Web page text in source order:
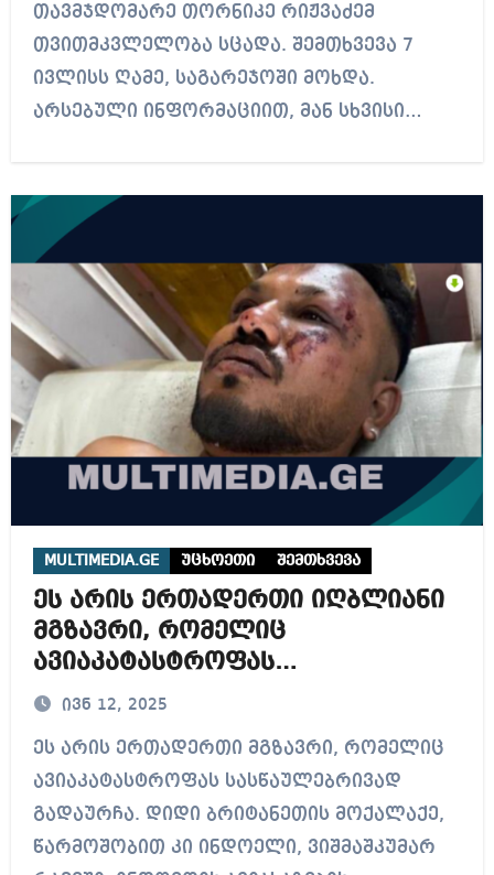
თავმჯდომარე თორნიკე რიჟვაძემ
თვითმკვლელობა სცადა. შემთხვევა 7
ივლისს ღამე, საგარეჯოში მოხდა.
არსებული ინფორმაციით, მან სხვისი…
MULTIMEDIA.GE უცხოეთი შემთხვევა
ეს არის ერთადერთი იღბლიანი
მგზავრი, რომელიც
ავიაკატასტროფას
სასწაულებრივად გადაურჩა –
ივნ 12, 2025
ეს არის ერთადერთი მგზავრი, რომელიც
ავიაკატასტროფას სასწაულებრივად
გადაურჩა. დიდი ბრიტანეთის მოქალაქე,
წარმოშობით კი ინდოელი, ვიშმაშკუმარ